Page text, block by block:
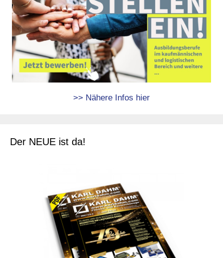
>> Nähere Infos hier
Der NEUE ist da!